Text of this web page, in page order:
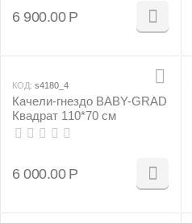
6 900.00 Р
КОД: s4180_4
Качели-гнездо BABY-GRAD
Квадрат 110*70 см
6 000.00 Р